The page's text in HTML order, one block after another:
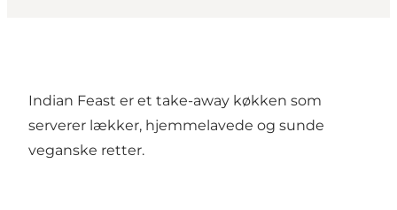
Indian Feast er et take-away køkken som
serverer lækker, hjemmelavede og sunde
veganske retter.